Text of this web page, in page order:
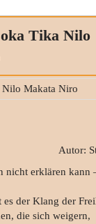
Tika Nilo
Autor:
nicht erklären kann
es der Klang der
die sich weigern,